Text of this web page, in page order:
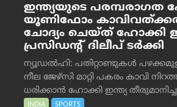
ഇന്ത്യയുടെ പരമ്പരാഗത
യൂണിഫോം
ചോദ്യം ചെയ്ത് ഹോക്കി
പ്രസിഡന്റ് ദിലീപ് ടര്‍ക്കി
ന്യൂഡൽഹി: പതിറ്റാണ്ടുകൾ
നീല ജേഴ്‌സി മാറ്റി പകരം കാവി
ധരിക്കാൻ ഹോക്കി ഇന്ത്യ
INDIA SPORTS